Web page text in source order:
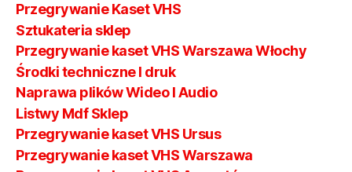
Przegrywanie Kaset VHS
Sztukateria sklep
Przegrywanie kaset VHS Warszawa Włochy
Środki techniczne I druk
Naprawa plików Wideo I Audio
Listwy Mdf Sklep
Przegrywanie kaset VHS Ursus
Przegrywanie kaset VHS Warszawa